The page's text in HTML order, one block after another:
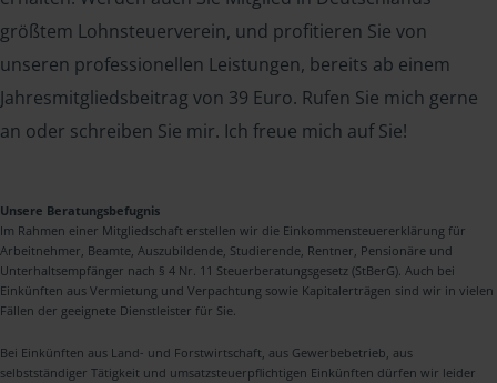
größtem Lohnsteuerverein, und profitieren Sie von
unseren professionellen Leistungen, bereits ab einem
Jahresmitgliedsbeitrag von 39 Euro. Rufen Sie mich gerne
an oder schreiben Sie mir. Ich freue mich auf Sie!
Unsere Beratungsbefugnis
Im Rahmen einer Mitgliedschaft erstellen wir die Einkommensteuererklärung für
Arbeitnehmer, Beamte, Auszubildende, Studierende, Rentner, Pensionäre und
Unterhaltsempfänger nach § 4 Nr. 11 Steuerberatungsgesetz (StBerG). Auch bei
Einkünften aus Vermietung und Verpachtung sowie Kapitalerträgen sind wir in vielen
Fällen der geeignete Dienstleister für Sie.
Bei Einkünften aus Land- und Forstwirtschaft, aus Gewerbebetrieb, aus
selbstständiger Tätigkeit und umsatzsteuerpflichtigen Einkünften dürfen wir leider